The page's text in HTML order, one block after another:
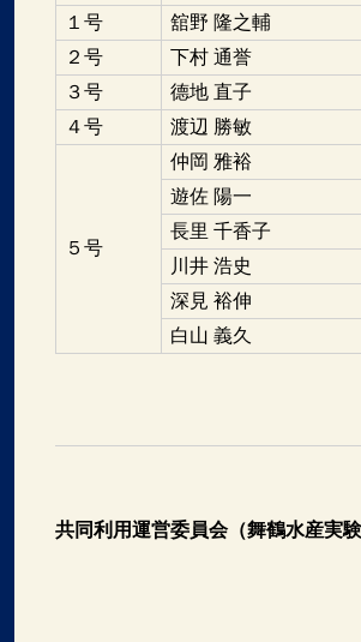
１号
舘野 隆之輔
２号
下村 通誉
３号
德地 直子
４号
渡辺 勝敏
５号
仲岡 雅裕
遊佐 陽一
長里 千香子
川井 浩史
深見 裕伸
白山 義久
共同利用運営委員会（舞鶴水産実験